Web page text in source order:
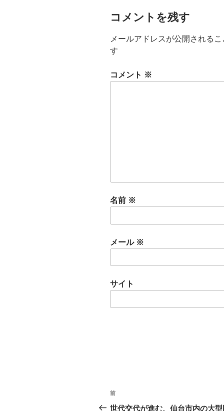
コメントを残す
メールアドレスが公開されるこ
す
コメント ※
名前 ※
メール ※
サイト
投
稿
前
世代交代が進む、仙台市内の大